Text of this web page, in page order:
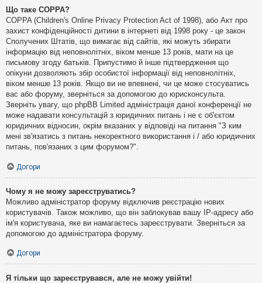
Що таке COPPA?
COPPA (Children's Online Privacy Protection Act of 1998), або Акт про
захист конфіденційності дитини в інтернеті від 1998 року - це закон
Сполучених Штатів, що вимагає від сайтів, які можуть збирати
інформацію від неповнолітніх, віком менше 13 років, мати на це
письмову згоду батьків. Припустимо й інше підтвердження що
опікуни дозволяють збір особистої інформації від неповнолітніх,
віком менше 13 років. Якщо ви не впевнені, чи це може стосуватись
вас або форуму, зверніться за допомогою до юрисконсульта.
Зверніть увагу, що phpBB Limited адміністрація даної конференції не
може надавати консультацій з юридичних питань і не є об'єктом
юридичних відносин, окрім вказаних у відповіді на питання "З ким
мені зв'язатись з питань некоректного використання і / або юридичних
питань, пов'язаних з цим форумом?".
Догори
Чому я не можу зареєструватись?
Можливо адміністратор форуму відключив реєстрацію нових
користувачів. Також можливо, що він заблокував вашу IP-адресу або
ім'я користувача, яке ви намагаєтесь зареєструвати. Зверніться за
допомогою до адміністратора форуму.
Догори
Я тільки що зареєструвався, але не можу увійти!